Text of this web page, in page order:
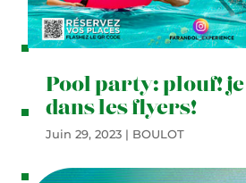
P
e
s
Pool party: plouf!
dans les flyers!
Juin 29, 2023 | BOULOT